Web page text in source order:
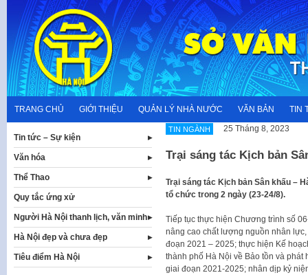
content
TRANG CHỦ GIỚI THIỆU QUẢN LÝ NHÀ NƯỚC VĂN BẢN TIN
TIN NGÀNH 25 Tháng 8, 2023
Trại sáng tác Kịch bản
Trại sáng tác Kịch bản Sân khấu –
tổ chức trong 2 ngày (23-24/8).
Tiếp tục thực hiện Chương trình số
nâng cao chất lượng nguồn nhân
đoạn 2021 – 2025; thực hiện Kế
thành phố Hà Nội về Bảo tồn và phát
giai đoạn 2021-2025; nhân dịp kỷ
Tin tức – Sự kiện
Văn hóa
Thể Thao
Quy tắc ứng xử
Người Hà Nội thanh lịch, văn minh
Hà Nội đẹp và chưa đẹp
Tiêu điểm Hà Nội